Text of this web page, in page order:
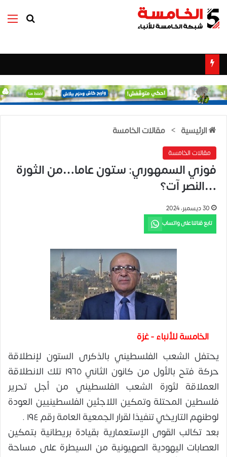
بحث عن
الرئيسية > مقالات الخامسة
مقالات الخامسة
فوزي السمهوري: ستون عاما…من الثورة
…النصر آت؟
30 ديسمبر، 2024
تابع قناتنا على واتساب
الخامسة للأنباء - غزة
يحتفل الشعب الفلسطيني بالذكرى الستون لإنطلاقة
حركة فتح بالأول من كانون الثاني ١٩٦٥ تلك الانطلاقة
العملاقة لثورة الشعب الفلسطيني من أجل تحرير
فلسطين المحتلة وتمكين اللاجئين الفلسطينيين العودة
لوطنهم التاريخي تنفيذا لقرار الجمعية العامة رقم ١٩٤ .
بعد تكالب القوى الإستعمارية بقيادة بريطانية بتمكين
العصابات اليهودية الصهيونية من السيطرة على مساحة